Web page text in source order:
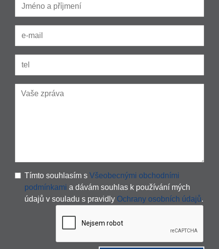
Tímto souhlasím s Všeobecnými obchodními
podmínkami a dávám souhlas k používání mých
údajů v souladu s pravidly Ochrany osobních údajů.